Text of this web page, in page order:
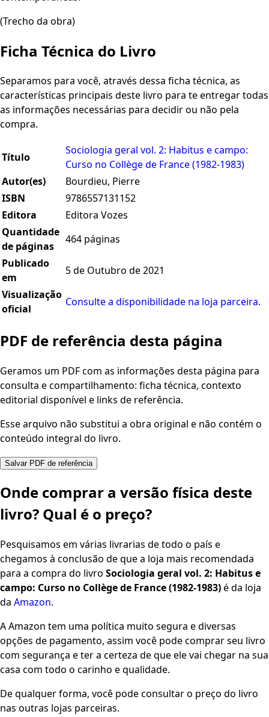
(Trecho da obra)
Ficha Técnica do Livro
Separamos para você, através dessa ficha técnica, as
características principais deste livro para te entregar todas
as informações necessárias para decidir ou não pela
compra.
Título
Sociologia geral vol. 2: Habitus e campo:
Curso no Collège de France (1982-1983)
Autor(es)
Bourdieu, Pierre
ISBN
9786557131152
Editora
Editora Vozes
Quantidade
de páginas
464 páginas
Publicado
em
5 de Outubro de 2021
Visualização
oficial
Consulte a disponibilidade na loja parceira.
PDF de referência desta página
Geramos um PDF com as informações desta página para
consulta e compartilhamento: ficha técnica, contexto
editorial disponível e links de referência.
Esse arquivo não substitui a obra original e não contém o
conteúdo integral do livro.
Salvar PDF de referência
Onde comprar a versão física deste
livro? Qual é o preço?
Pesquisamos em várias livrarias de todo o país e
chegamos à conclusão de que a loja mais recomendada
para a compra do livro Sociologia geral vol. 2: Habitus e
campo: Curso no Collège de France (1982-1983)é da loja
da Amazon.
A Amazon tem uma política muito segura e diversas
opções de pagamento, assim você pode comprar seu livro
com segurança e ter a certeza de que ele vai chegar na sua
casa com todo o carinho e qualidade.
De qualquer forma, você pode consultar o preço do livro
nas outras lojas parceiras.